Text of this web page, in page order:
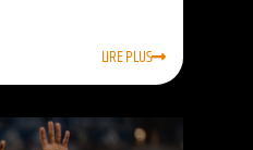
LIRE PLUS